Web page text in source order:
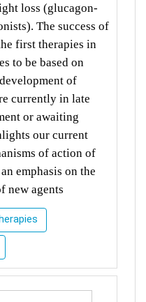
loss (glucagon-
The success of
first therapies in
to be based on
of
currently in late
or awaiting
our current
of action of
emphasis on the
new agents